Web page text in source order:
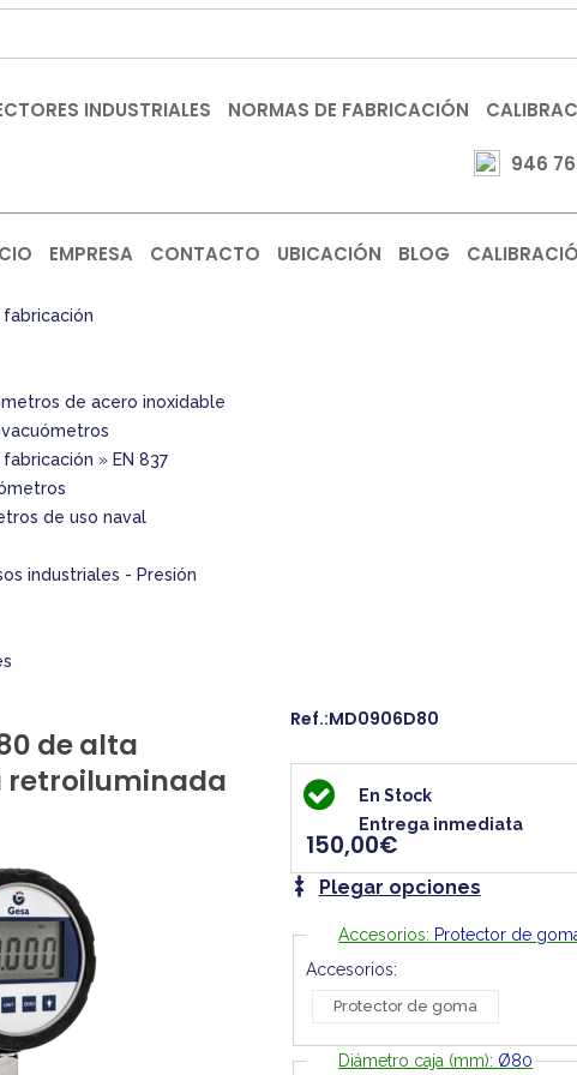
INDUSTRIALES NORMAS DE FABRICACIÓN
946
EMPRESA CONTACTO UBICACIÓN BLOG
de acero inoxidable
» EN 837
de uso naval
industriales - Presión
de alta
retroiluminada
Ref.:MD0906D80
En Stock
Entrega inmediata
150,00€
Plegar opciones
Accesorios: Protector de
Accesorios:
Protector de goma
Diámetro caja (mm): Ø80